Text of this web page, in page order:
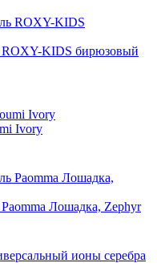
ROXY-KIDS бирюзовый
Ivory
Лошадка, Zephyr